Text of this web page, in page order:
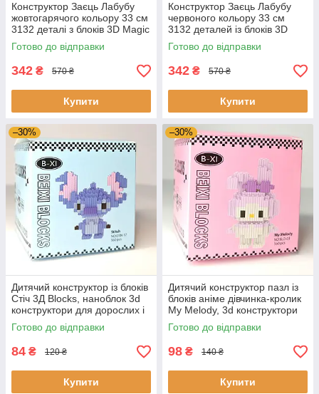
Конструктор Заєць Лабубу
жовтогарячого кольору 33 см
3132 деталі з блоків 3D Magic
Blocks, блокові конструктори
Готово до відправки
342 ₴ 570 ₴
Купити
Конструктор Заєць Лабубу
червоного кольору 33 см
3132 деталей із блоків 3D
Magic Blocks, блокові
конструктори
Готово до відправки
342 ₴ 570 ₴
Купити
–30%
Дитячий конструктор із блоків
Стіч 3Д Blocks, наноблок 3d
конструктори для дорослих і
дітей Magic Blocks
Готово до відправки
84 ₴ 120 ₴
Купити
–30%
Дитячий конструктор пазл із
блоків аніме дівчинка-кролик
My Melody, 3d конструктори
на подарунок Magic Blocks
Готово до відправки
98 ₴ 140 ₴
Купити